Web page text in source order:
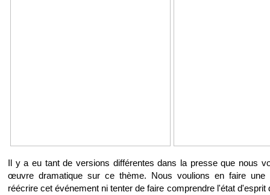
Il y a eu tant de versions différentes dans la presse que nous
œuvre dramatique sur ce thème. Nous voulions en faire une
réécrire cet événement ni tenter de faire comprendre l'état d'esprit